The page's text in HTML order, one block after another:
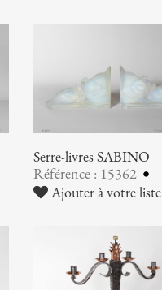
Serre-livres SABINO
Référence : 15362
Ajouter à votre liste